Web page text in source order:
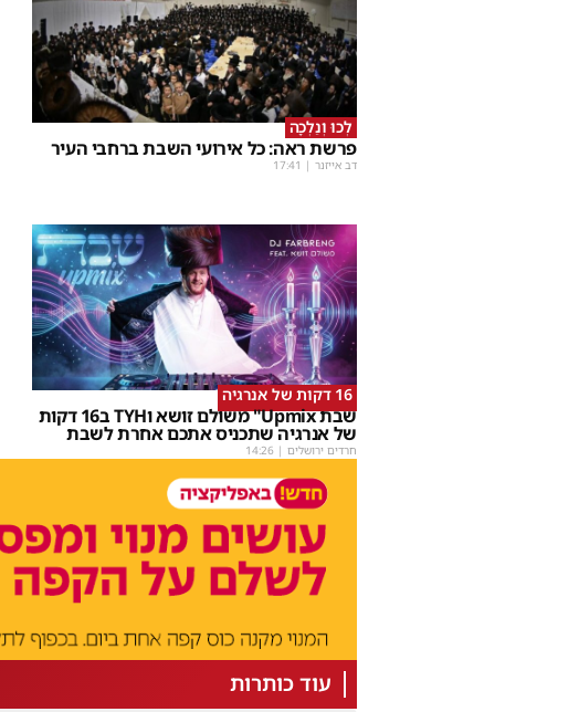
לְכוּ וְנֵלְכָה
פרשת ראה: כל אירועי השבת ברחבי העיר
דב אייזנר |
17:41
16 דקות של אנרגיה
שבת Upmix" משולם זושא וTYH ב16 דקות
של אנרגיה שתכניס אתכם אחרת לשבת
חרדים ירושלים |
14:26
עוד כותרות